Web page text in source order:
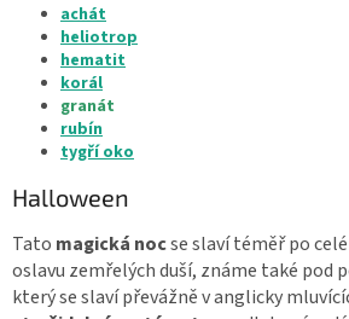
achát
heliotrop
hematit
korál
granát
rubín
tygří oko
Halloween
Tato magická nocse slaví téměř po
oslavu zemřelých duší, známe také pod
který se slaví převážně v anglicky